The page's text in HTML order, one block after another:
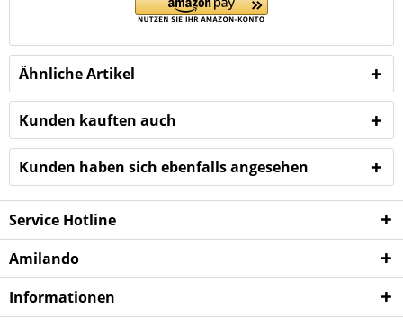
Ähnliche Artikel
Kunden kauften auch
Kunden haben sich ebenfalls angesehen
Service Hotline
Amilando
Informationen